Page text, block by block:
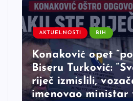
AKTUELNOSTI BIH
Konaković opet
Biseru Turković:
riječ izmislili,
imenovao ministar